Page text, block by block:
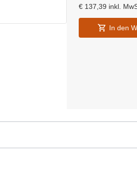
€ 137,39 inkl.
In den